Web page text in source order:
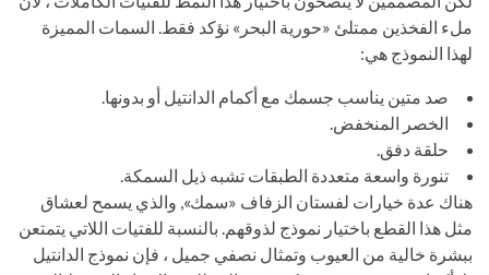
ملء الفخذين ممتلئ «حورية البحر» نؤكد فقط. السمات المميزة
لهذا النموذج هي:
صد متين يناسب جسمك مع أكمام الدانتيل أو بدونها.
الخصر المنخفض.
حلقة دفق.
تنورة واسعة متعددة الطبقات تشبه ذيل السمكة.
هناك عدة خيارات لفستان الزفاف «سمك», والذي يسمح لعشاق
مثل هذا القطع باختيار نموذج لذوقهم. بالنسبة للفتيات اللاتي يتمتعن
ببشرة خالية من العيوب وتمثال نصفي جميل ، فإن نموذج الدانتيل